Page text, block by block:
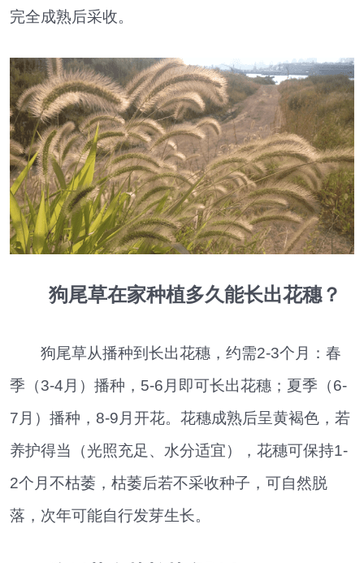
完全成熟后采收。
狗尾草在家种植多久能长出花穗？
狗尾草从播种到长出花穗，约需2-3个月：春
季（3-4月）播种，5-6月即可长出花穗；夏季（6-
7月）播种，8-9月开花。花穗成熟后呈黄褐色，若
养护得当（光照充足、水分适宜），花穗可保持1-
2个月不枯萎，枯萎后若不采收种子，可自然脱
落，次年可能自行发芽生长。